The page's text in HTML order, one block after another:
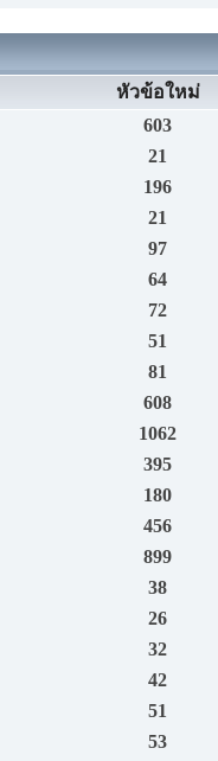
หัวข้อใหม่
603
21
196
21
97
64
72
51
81
608
1062
395
180
456
899
38
26
32
42
51
53